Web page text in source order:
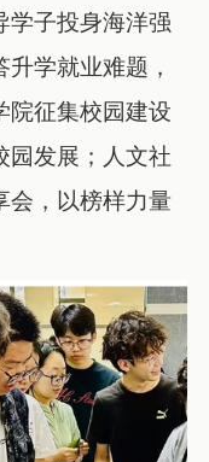
学子投身海洋强
学就业难题，
院征集校园建设
园发展；人文社
会，以榜样力量